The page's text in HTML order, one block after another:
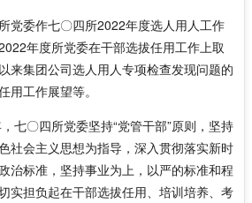
委作七〇四所2022年度选人用人工作
年度所党委在干部选拔任用工作上取
来集团公司选人用人专项检查发现问题的
用工作展望等。
〇四所党委坚持“党管干部”原则，坚持
社会主义思想为指导，深入贯彻落实新时
治标准，坚持事业为上，以严的标准和程
实担负起在干部选拔任用、培训培养、考